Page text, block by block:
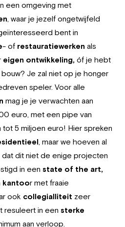
een omgeving met
, waar je jezelf ongetwijfeld
bent in
- of restauratiewerken als
eigen ontwikkeling, óf je hebt
bouw? Je zal niet op je honger
speler. Voor alle
mag je je verwachten aan
euro, met een pipe van
5 miljoen euro! Hier spreken
, maar we hoeven al
dit niet de enige projecten
in een state of the art,
kantoor met fraaie
ook collegialliteit zeer
resuleert in een sterke
aan verloop.